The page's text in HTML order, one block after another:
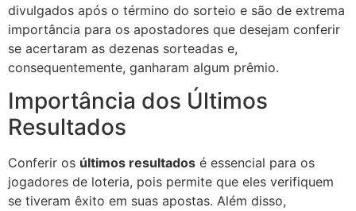
divulgados após o término do sorteio e são de extrema
importância para os apostadores que desejam conferir
se acertaram as dezenas sorteadas e,
consequentemente, ganharam algum prêmio.
Importância dos Últimos
Resultados
Conferir os últimos resultados é essencial para os
jogadores de loteria, pois permite que eles verifiquem
se tiveram êxito em suas apostas. Além disso,